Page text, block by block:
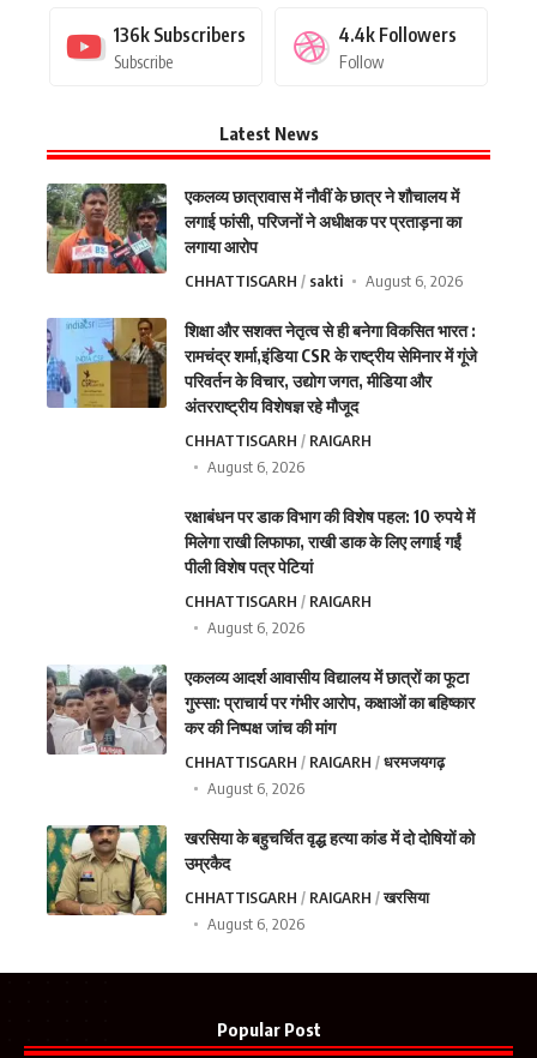
136k Subscribers
Subscribe
4.4k Followers
Follow
Latest News
एकलव्य छात्रावास में नौवीं के छात्र ने शौचालय में
लगाई फांसी, परिजनों ने अधीक्षक पर प्रताड़ना का
लगाया आरोप
CHHATTISGARH sakti August 6, 2026
शिक्षा और सशक्त नेतृत्व से ही बनेगा विकसित भारत :
रामचंद्र शर्मा,इंडिया CSR के राष्ट्रीय सेमिनार में गूंजे
परिवर्तन के विचार, उद्योग जगत, मीडिया और
अंतरराष्ट्रीय विशेषज्ञ रहे मौजूद
CHHATTISGARH
RAIGARH
August 6, 2026
रक्षाबंधन पर डाक विभाग की विशेष पहल: 10 रुपये में
मिलेगा राखी लिफाफा, राखी डाक के लिए लगाई गईं
पीली विशेष पत्र पेटियां
CHHATTISGARH
RAIGARH
August 6, 2026
एकलव्य आदर्श आवासीय विद्यालय में छात्रों का फूटा
गुस्सा: प्राचार्य पर गंभीर आरोप, कक्षाओं का बहिष्कार
कर की निष्पक्ष जांच की मांग
CHHATTISGARH RAIGARH
धरमजयगढ़
August 6, 2026
खरसिया के बहुचर्चित वृद्ध हत्या कांड में दो दोषियों को
उम्रकैद
CHHATTISGARH RAIGARH
खरसिया
August 6, 2026
Popular Post